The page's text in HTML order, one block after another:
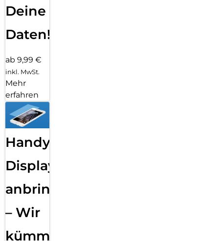
Deine
Daten!
ab 9,99 €
inkl. MwSt.
Mehr
erfahren
Handy
Displayfolie
anbringen
– Wir
kümmern